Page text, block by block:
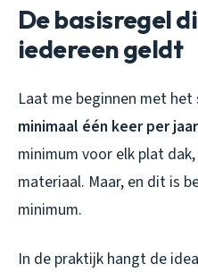
De basisregel
iedereen geldt
Laat me beginnen met
minimaal één keer per jaar
minimum voor elk plat
materiaal. Maar, en dit is
minimum.
In de praktijk hangt de